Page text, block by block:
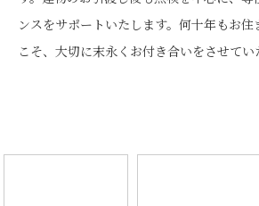
ンスをサポートいたします。何十年もお住
こそ、大切に末永くお付き合いをさせてい